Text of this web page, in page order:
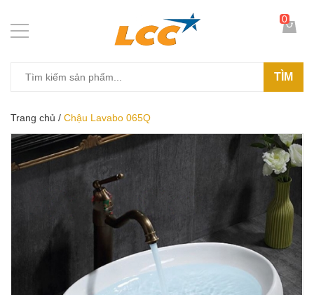
TÌM
0
Trang chủ / Chậu Lavabo 065Q